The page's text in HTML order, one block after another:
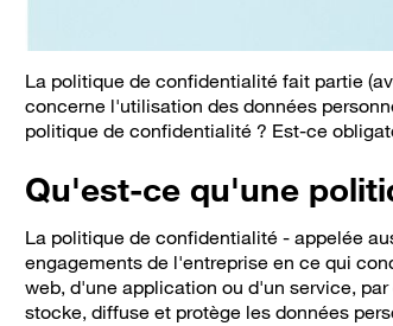
La politique de confidentialité fait partie
concerne l'utilisation des données
politique de confidentialité ? Est-ce
Qu'est-ce qu'une
La politique de confidentialité - appelée
engagements de l'entreprise en ce qui
web, d'une application ou d'un service,
stocke, diffuse et protège les données